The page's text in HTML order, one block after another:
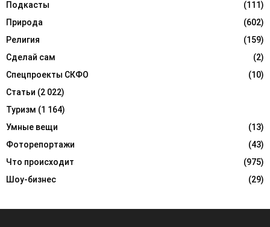
Подкасты
(111)
Природа
(602)
Религия
(159)
Сделай сам
(2)
Спецпроекты СКФО
(10)
Статьи (2 022)
Туризм (1 164)
Умные вещи
(13)
Фоторепортажи
(43)
Что происходит
(975)
Шоу-бизнес
(29)